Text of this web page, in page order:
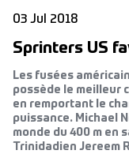
03 Jul 2018
Sprinters US
Les fusées
possède le meilleur
en remportant le
puissance. Michael
monde du 400 m en
Trinidadien Jereem